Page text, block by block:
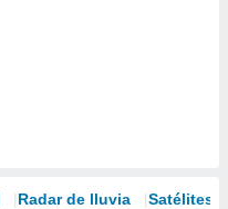
Radar de lluvia Satélites